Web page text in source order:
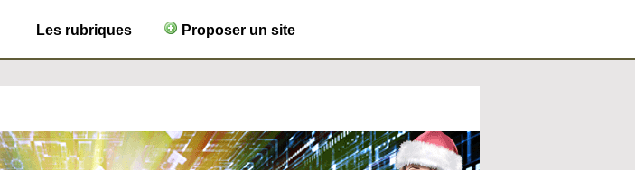
Les rubriques Proposer un site